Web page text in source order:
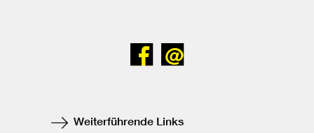
Bei
teilen
Senden
Weiterführende Links